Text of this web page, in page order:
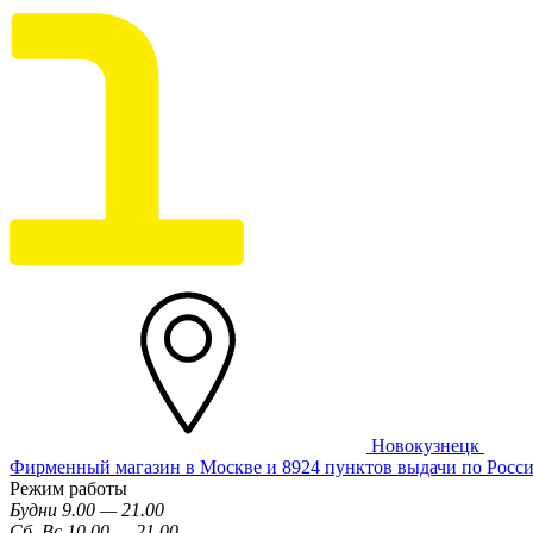
Новокузнецк
Фирменный магазин в Москве и 8924 пунктов выдачи по
Режим работы
Будни 9.00 — 21.00